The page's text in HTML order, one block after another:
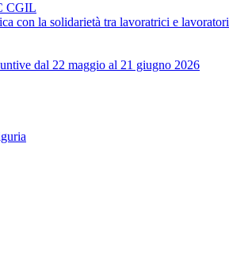
CGIL
con la solidarietà tra lavoratrici e lavoratori
dal 22 maggio al 21 giugno 2026